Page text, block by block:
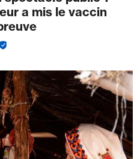
a mis le vaccin